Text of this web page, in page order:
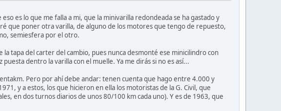
es lo que me falla a mi, que la minivarilla redondeada se ha gastado y
que poner otra varilla, de alguno de los motores que tengo de repuesto,
semiesfera por el otro.
tapa del carter del cambio, pues nunca desmonté ese minicilindro con
dentro la varilla con el muelle. Ya me dirás si no es así...
Pero por ahí debe andar: tenen cuenta que hago entre 4.000 y
y a estos, los que hicieron en ella los motoristas de la G. Civil, que
en dos turnos diarios de unos 80/100 km cada uno). Y es de 1963, que